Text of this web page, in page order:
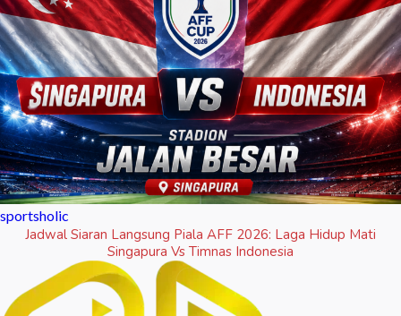
sportsholic
Jadwal Siaran Langsung Piala AFF 2026: Laga Hidup Mati
Singapura Vs Timnas Indonesia